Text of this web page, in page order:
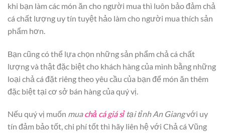
khi bạn làm các món ăn cho người mua thì luôn bảo đảm chả
cá chất lượng uy tín tuyệt hảo làm cho người mua thích sản
phẩm hơn.
Bạn cũng có thể lựa chọn những sản phẩm chả cá chất
lượng và thật đặc biệt cho khách hàng của mình bằng những
loại chả cá đặt riêng theo yêu cầu của bạn để món ăn thêm
đặc biệt tại cơ sở bán hàng của quý vị.
Nếu quý vị muốn muachả cá giá sỉtại tỉnh An Giangvới uy
tín đảm bảo tốt, chi phí tốt thì hãy liên hệ với Chả cá Vũng